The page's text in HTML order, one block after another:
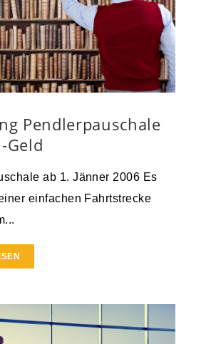
Pendlerpauschale
Geld
ab 1. Jänner 2006 Es
einfachen Fahrtstrecke